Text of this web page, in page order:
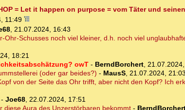
= Let it happen on purpose = vom Täter und
11:49
, 21.07.2024, 16:43
Schusses noch viel kleiner, d.h. noch viel
18:21
owT- BerndBorchert,
(oder gar beides?) - MausS, 21.07.2024, 21:03
von der Seite das Ohr trifft, aber nicht den Kopf? Ich
- Joe68, 22.07.2024, 17:51
Aura des Unzerstörbaren bekommt-